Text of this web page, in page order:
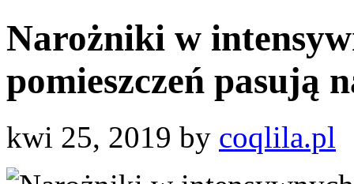
Narożniki w
pomieszczeń pasują
kwi 25, 2019 by coqlila.pl